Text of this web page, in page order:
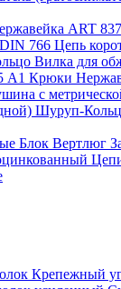
ART
DIN 766 Цепь
Вилка для
А1 Крюки
с
Шуруп-
Блок Вертлюг
Крепежный